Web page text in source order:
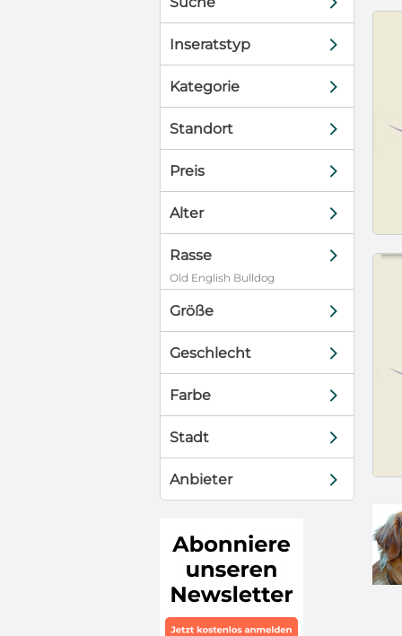
Inseratstyp d
Kategorie d
Standort d
Preis d
Alter d
Rasse d
Old English Bulldog
Größe d
Geschlecht d
Farbe d
Stadt d
Anbieter d